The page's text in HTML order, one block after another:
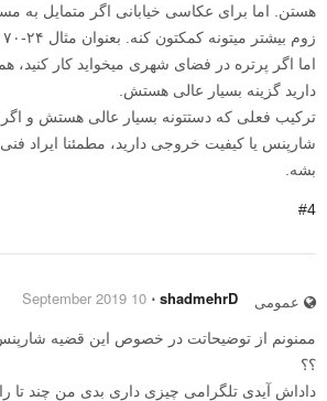
هستن. اما برای عکاسی خیابانی اگر متمایل به
زوم بیشتر میتونه کمکتون کنه. بعنوان مثال ۲۴-۷۰ f/2.8.
اما اگر پرتره در فضای شهری میخواید کار کنید،
دارید گزینه بسیار عالی هستش.
ترکیب فعلی که دستتونه بسیار عالی هستش و
شارپنس یا کیفیت خروجی دارید، مطمئنا ایراد فنی
بشه.
#4
عمومی shadmehrD
⋅
10 September 2019
ممنونم از توضیحاتت در خصوص این قضیه
؟؟
داداش آیدی تلگرامی چیزی داری بدی من چند تا